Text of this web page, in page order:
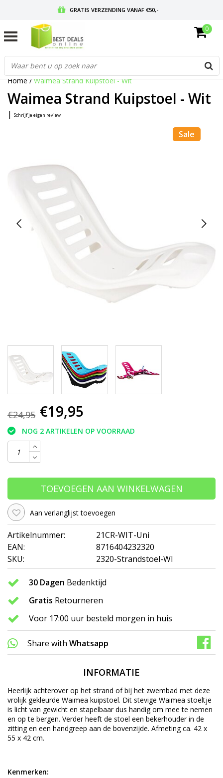
GRATIS VERZENDING VANAF €50,-
GRATIS RETOURNEREN EN 30 DAGEN BEDENKTIJD
0
Home/Waimea Strand Kuipstoel - Wit
Waimea Strand Kuipstoel - Wit
| Schrijf je eigen review
Sale
€24,95 €19,95
NOG 2 ARTIKELEN OP VOORRAAD
TOEVOEGEN AAN WINKELWAGEN
Aan verlanglijst toevoegen
Artikelnummer:
21CR-WIT-Uni
EAN:
8716404232320
SKU:
2320-Strandstoel-WI
30 Dagen Bedenktijd
Gratis Retourneren
Voor 17:00 uur besteld morgen in huis
Share with Whatsapp
INFORMATIE
Heerlijk achterover op het strand of bij het zwembad met deze
vrolijk gekleurde Waimea kuipstoel. Dit stevige Waimea stoeltje
is licht van gewicht en stapelbaar dus handig om mee te nemen
en op te bergen. Verder heeft de stoel een bekerhouder in de
zitting en een handgreep aan de bovenzijde. Afmeting ca. 42 x
55 x 42 cm.
Kenmerken: